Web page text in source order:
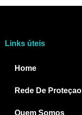
Links úteis
Home
Rede De Proteçao
Quem Somos